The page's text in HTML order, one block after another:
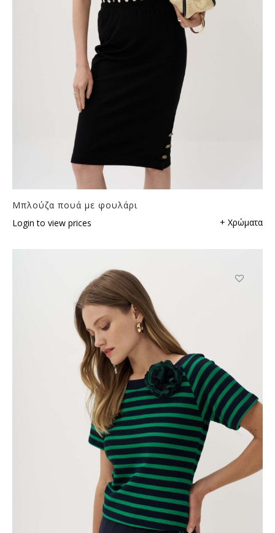
Μπλούζα πουά με φουλάρι
Login to view prices
+ Χρώματα